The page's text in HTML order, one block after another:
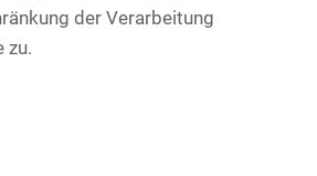
der Verarbeitung
zu.